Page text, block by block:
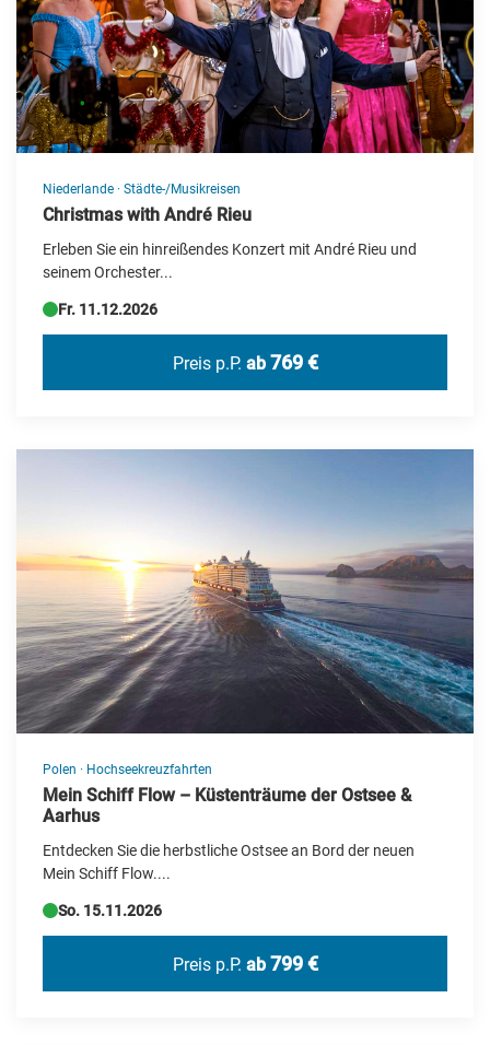
Niederlande · Städte-/Musikreisen
Christmas with André Rieu
Erleben Sie ein hinreißendes Konzert mit André Rieu und
seinem Orchester...
Fr. 11.12.2026
Preis p.P. ab 769 €
Polen · Hochseekreuzfahrten
Mein Schiff Flow – Küstenträume der Ostsee &
Aarhus
Entdecken Sie die herbstliche Ostsee an Bord der neuen
Mein Schiff Flow....
So. 15.11.2026
Preis p.P. ab 799 €